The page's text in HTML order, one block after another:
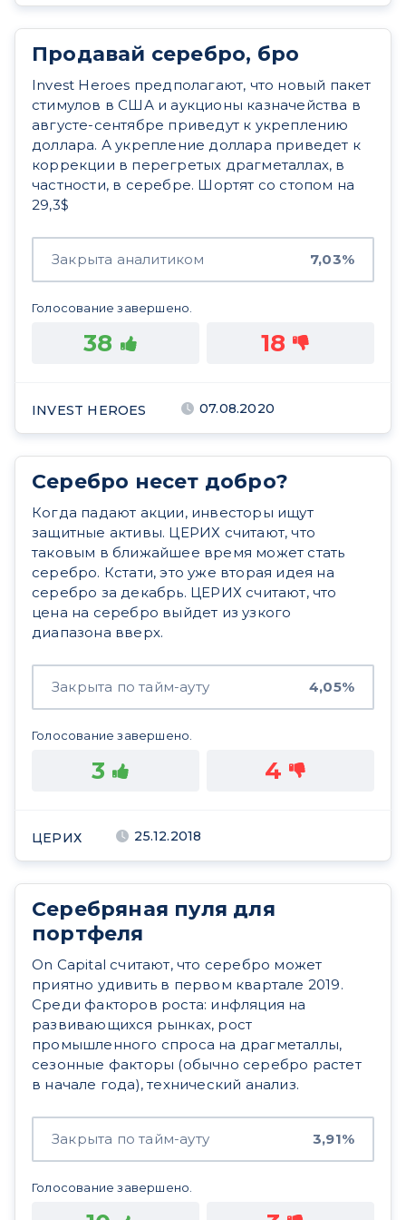
Продавай серебро, бро
Invest Heroes предполагают, что новый пакет
стимулов в США и аукционы казначейства в
августе-сентябре приведут к укреплению
доллара. А укрепление доллара приведет к
коррекции в перегретых драгметаллах, в
частности, в серебре. Шортят со стопом на
29,3$
Закрыта аналитиком 7,03%
Голосование завершено.
38 18
INVEST HEROES 07.08.2020
Серебро несет добро?
Когда падают акции, инвесторы ищут
защитные активы. ЦЕРИХ считают, что
таковым в ближайшее время может стать
серебро. Кстати, это уже вторая идея на
серебро за декабрь. ЦЕРИХ считают, что
цена на серебро выйдет из узкого
диапазона вверх.
Закрыта по тайм-ауту 4,05%
Голосование завершено.
3 4
ЦЕРИХ 25.12.2018
Серебряная пуля для
портфеля
On Capital считают, что серебро может
приятно удивить в первом квартале 2019.
Среди факторов роста: инфляция на
развивающихся рынках, рост
промышленного спроса на драгметаллы,
сезонные факторы (обычно серебро растет
в начале года), технический анализ.
Закрыта по тайм-ауту 3,91%
Голосование завершено.